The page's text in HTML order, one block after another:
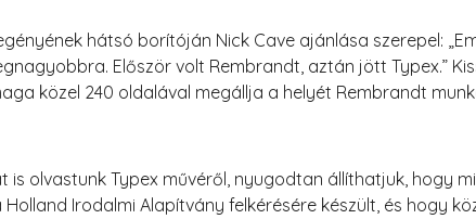
hátsó borítóján Nick Cave ajánlása szerepel:
Először volt Rembrandt, aztán jött Typex.”
közel 240 oldalával megállja a helyét Rembrandt
is olvastunk Typex művéről, nyugodtan állíthatjuk, hogy
Irodalmi Alapítvány felkérésére készült, és hogy